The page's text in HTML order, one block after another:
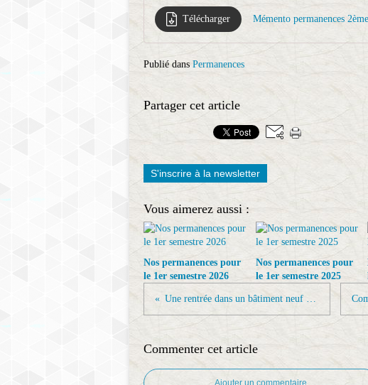
Télécharger Mémento permanences
Publié dans Permanences
Partager cet article
S'inscrire à la newsletter
Vous aimerez aussi :
Nos permanences pour
le 1er semestre 2026
Nos permanences pour
le 1er semestre 2025
Une rentrée dans un bâtiment neuf au Collège d'Arnage
Commenter cet article
Ajouter un commentaire